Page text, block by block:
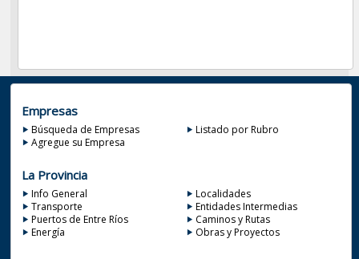
Empresas
Búsqueda de Empresas
Listado por Rubro
Agregue su Empresa
La Provincia
Info General
Localidades
Transporte
Entidades Intermedias
Puertos de Entre Ríos
Caminos y Rutas
Energía
Obras y Proyectos